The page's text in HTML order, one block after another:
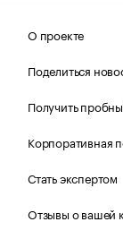
О проекте
Поделиться
Получить
Корпоративная
Стать экспертом
Отзывы о вашей